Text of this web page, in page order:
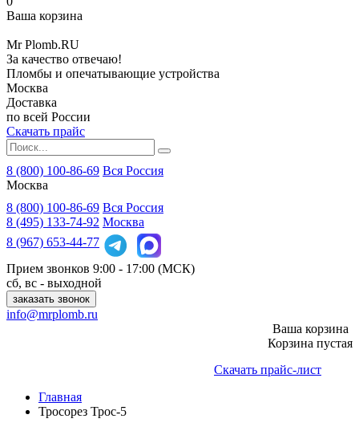
Ваша корзина
MrPlomb.RU
За качество отвечаю!
Пломбы и опечатывающие устройства
Москва
Доставка
по всей России
Скачать прайс
8 (800) 100-86-69 Вся Россия
Москва
8 (800) 100-86-69 Вся Россия
8 (495) 133-74-92 Москва
8 (967) 653-44-77
Прием звонков 9:00 - 17:00 (МСК)
сб, вс - выходной
заказать звонок
info@mrplomb.ru
Ваша корзина
Корзина пустая
Скачать прайс-лист
Главная
Тросорез Трос-5